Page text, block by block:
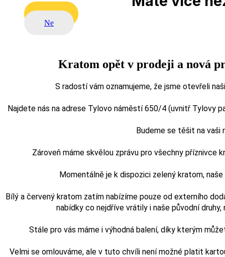
Ne
Kratom opět v prodeji a nová
S radostí vám oznamujeme, že jsme otevřeli
Najdete nás na adrese Tylovo náměstí 650/4 (uvnitř Tylovy
Budeme se těšit na vaši
Zároveň máme skvělou zprávu pro všechny příznivce
Momentálně je k dispozici zelený kratom,
Bílý a červený kratom zatím nabízíme pouze od externího
nabídky co nejdříve vrátily i naše původní
Stále pro vás máme i výhodná balení, díky kterým
Velmi se omlouváme, ale v tuto chvíli není možné platit